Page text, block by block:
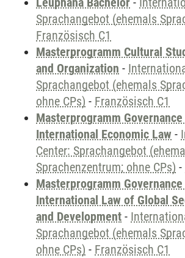
Sprachangebot (ehemals
Französisch C1
Masterprogramm Cultural
and Organization -
Sprachangebot (ehemals
ohne CPs) - Französisch C1
Masterprogramm
International Economic Law -
Center: Sprachangebot
Sprachenzentrum; ohne CPs) -
Masterprogramm
International Law of Global
and Development -
Sprachangebot (ehemals
ohne CPs) - Französisch C1